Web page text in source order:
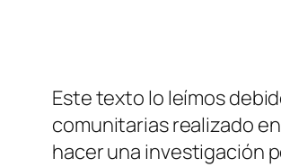
Este texto lo leímos
comunitarias realizado
hacer una investigación